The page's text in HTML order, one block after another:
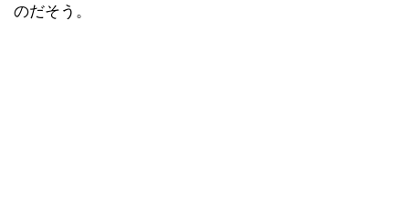
のだそう。